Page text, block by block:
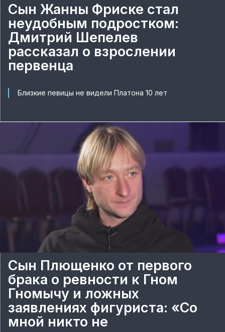
Сын Жанны Фриске стал
неудобным подростком:
Дмитрий Шепелев
рассказал о взрослении
первенца
Близкие певицы не видели Платона 10 лет
Сын Плющенко от первого
брака о ревности к Гном
Гномычу и ложных
заявлениях фигуриста: «Со
мной никто не